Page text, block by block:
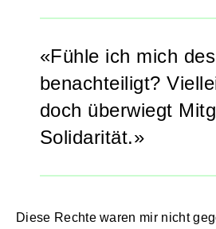
Fühle ich mich
benachteiligt?
doch überwiegt
Solidarität.
Diese Rechte waren mir nicht